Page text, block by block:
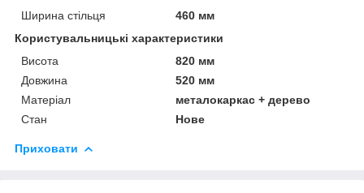
Ширина стільця
460 мм
Користувальницькі характеристики
Висота
820 мм
Довжина
520 мм
Матеріал
металокаркас + дерево
Стан
Нове
Приховати